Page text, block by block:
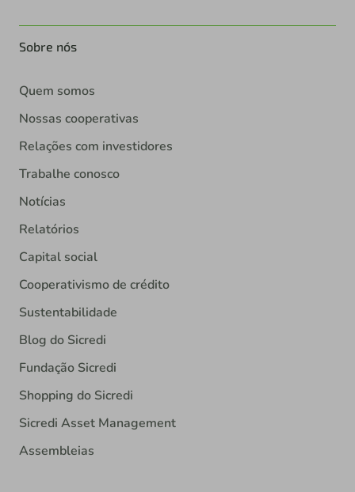
Sobre nós
Quem somos
Nossas cooperativas
Relações com investidores
Trabalhe conosco
Notícias
Relatórios
Capital social
Cooperativismo de crédito
Sustentabilidade
Blog do Sicredi
Fundação Sicredi
Shopping do Sicredi
Sicredi Asset Management
Assembleias